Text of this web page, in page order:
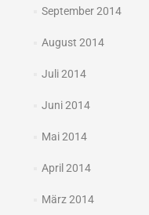
September 2014
August 2014
Juli 2014
Juni 2014
Mai 2014
April 2014
März 2014